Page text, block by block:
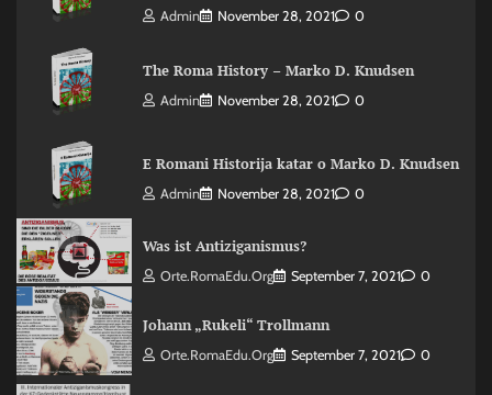
Admin November 28, 2021 0
The Roma History – Marko D. Knudsen
Admin November 28, 2021 0
E Romani Historija katar o Marko D. Knudsen
Admin November 28, 2021 0
Was ist Antiziganismus?
Orte.RomaEdu.org September 7, 2021 0
Johann „Rukeli“ Trollmann
Orte.RomaEdu.org September 7, 2021 0